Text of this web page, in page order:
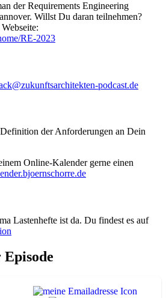
der Requirements Engineering
Willst Du daran teilnehmen?
RE-2023
podcast.de
der Anforderungen an Dein
Online-Kalender gerne einen
Lastenhefte ist da. Du findest es auf